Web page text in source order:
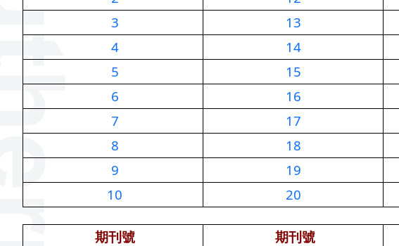
3
13
4
14
5
15
6
16
7
17
8
18
9
19
10
20
期刊號 期刊號